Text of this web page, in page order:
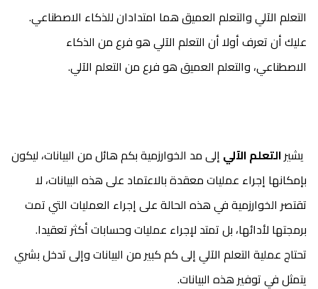
التعلم الآلي والتعلم العميق هما امتدادان للذكاء الاصطناعي.
عليك أن تعرف أولا أن التعلم الآلي هو فرع من الذكاء
الاصطناعي، والتعلم العميق هو فرع من التعلم الآلي.
يشيرالتعلم الآلي إلى مد الخوارزمية بكم هائل من البيانات، ليكون
بإمكانها إجراء عمليات معقدة بالاعتماد على هذه البيانات، لا
تقتصر الخوارزمية في هذه الحالة على إجراء العمليات التي تمت
برمجتها لأدائها، بل تمتد لإجراء عمليات وحسابات أكثر تعقيدا.
تحتاج عملية التعلم الآلي إلى كم كبير من البيانات وإلى تدخل بشري
يتمثل في توفير هذه البيانات.